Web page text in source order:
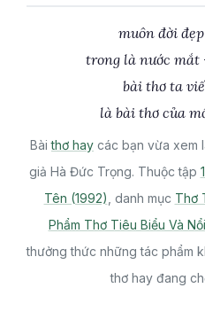
muôn đời
trong là nước mắt
bài thơ ta
là bài thơ của
Bàithơ hay các bạn vừa xem
giả Hà Đức Trọng. Thuộc tập
Tên (1992) , danh mục Thơ
Phẩm Thơ Tiêu Biểu Và
thưởng thức những tác phẩm
thơ hay đang